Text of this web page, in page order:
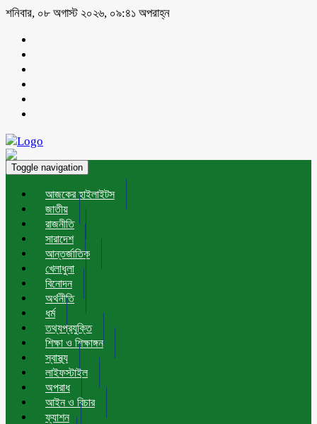
শনিবার, ০৮ অগাস্ট ২০২৬, ০৯:৪১ অপরাহ্ন
Toggle navigation
আজকের হাইলাইটস
জাতীয়
রাজনীতি
সারাদেশ
আন্তর্জাতিক
খেলাধুলা
বিনোদন
অর্থনীতি
ধর্ম
তথ্যপ্রযুক্তি
শিক্ষা ও শিক্ষাঙ্গন
স্বাস্থ্য
লাইফস্টাইল
অপরাধ
আইন ও বিচার
ফ্যাশন